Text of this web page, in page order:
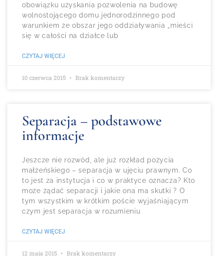
obowiązku uzyskania pozwolenia na budowę
wolnostojącego domu jednorodzinnego pod
warunkiem że obszar jego oddziaływania „mieści
się w całości na działce lub
CZYTAJ WIĘCEJ
10 czerwca 2015 Brak komentarzy
Separacja – podstawowe
informacje
Jeszcze nie rozwód, ale już rozkład pożycia
małżeńskiego – separacja w ujęciu prawnym. Co
to jest za instytucja i co w praktyce oznacza? Kto
może żądać separacji i jakie ona ma skutki ? O
tym wszystkim w krótkim poście wyjaśniającym
czym jest separacja w rozumieniu
CZYTAJ WIĘCEJ
12 maja 2015 Brak komentarzy